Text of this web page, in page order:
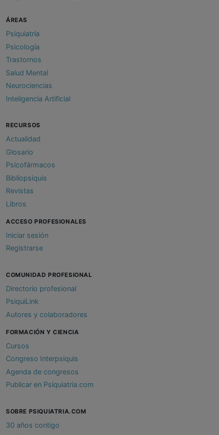
ÁREAS
Psiquiatría
Psicología
Trastornos
Salud Mental
Neurociencias
Inteligencia Artificial
RECURSOS
Actualidad
Glosario
Psicofármacos
Bibliopsiquis
Revistas
Libros
ACCESO PROFESIONALES
Iniciar sesión
Registrarse
COMUNIDAD PROFESIONAL
Directorio profesional
PsiquiLink
Autores y colaboradores
FORMACIÓN Y CIENCIA
Cursos
Congreso Interpsiquis
Agenda de congresos
Publicar en Psiquiatria.com
SOBRE PSIQUIATRIA.COM
30 años contigo